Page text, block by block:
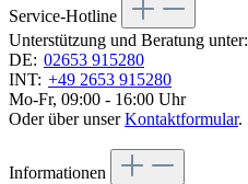
Service-Hotline
Unterstützung und Beratung unter:
DE: 02653 915280
INT: +49 2653 915280
Mo-Fr, 09:00 - 16:00 Uhr
Oder über unserKontaktformular.
Informationen